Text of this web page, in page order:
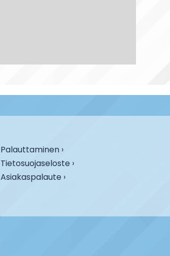
Palauttaminen ›
Tietosuojaseloste ›
Asiakaspalaute ›